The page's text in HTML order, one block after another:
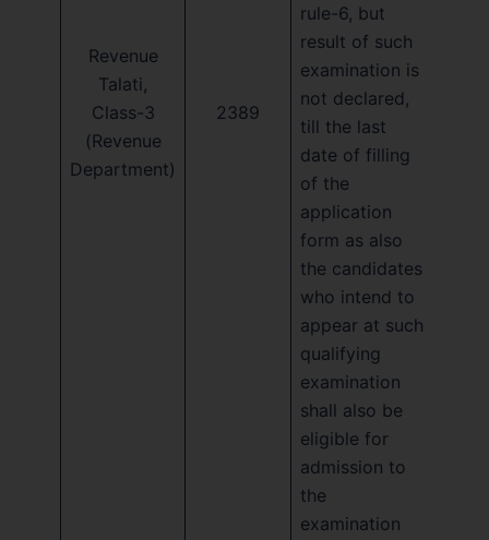
Revenue
Talati,
Class-3
(Revenue
Department)
2389
rule-6, but
result of such
examination is
not declared,
till the last
date of filling
of the
application
form as also
the candidates
who intend to
appear at such
qualifying
examination
shall also be
eligible for
admission to
the
examination